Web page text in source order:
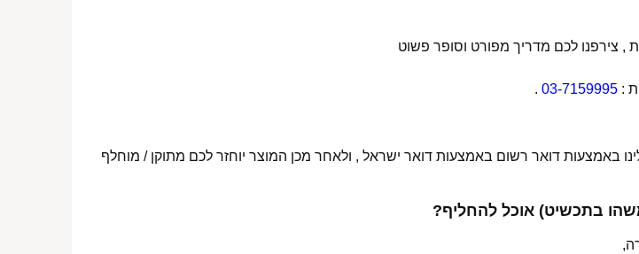
לכם מדריך מפורט וסופר פשוט
:
03-7159995
.
באמצעות דואר רשום באמצעות דואר ישראל , ולאחר מכן המוצר יוחזר לכם מתוקן / מוחלף
בתכשיט) אוכל להחליף?